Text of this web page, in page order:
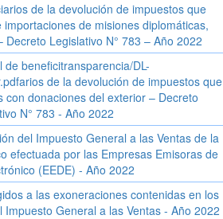
de la devolución de impuestos que
de misiones diplomáticas,
Legislativo N° 783 – Año 2022
de beneficitransparencia/DL-
de la devolución de impuestos que
con donaciones del exterior – Decreto
N° 783 - Año 2022
del Impuesto General a las Ventas de la
efectuada por las Empresas Emisoras de
(EEDE) - Año 2022
a las exoneraciones contenidas en los
General a las Ventas - Año 2022